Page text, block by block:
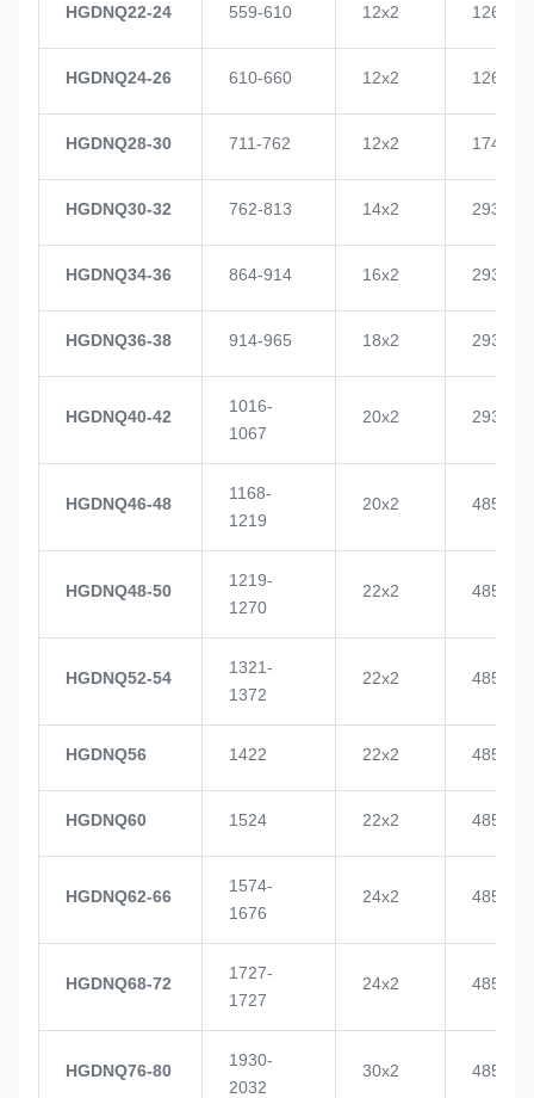
HGDNQ22-24 559-610 12x2 1268
HGDNQ24-26 610-660 12x2 1268
HGDNQ28-30 711-762 12x2 1748
HGDNQ30-32 762-813 14x2 2937
HGDNQ34-36 864-914 16x2 2937
HGDNQ36-38 914-965 18x2 2937
HGDNQ40-42
1016-
1067
20x2 2937
HGDNQ46-48
1168-
1219
20x2 4855
HGDNQ48-50
1219-
1270
22x2 4855
HGDNQ52-54
1321-
1372
22x2 4855
HGDNQ56 1422 22x2 4855
HGDNQ60 1524 22x2 4855
HGDNQ62-66
1574-
1676
24x2 4855
HGDNQ68-72
1727-
1727
24x2 4855
HGDNQ76-80
1930-
2032
30x2 4855